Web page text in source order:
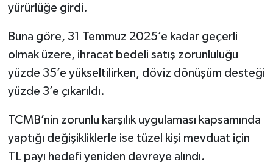
yürürlüğe girdi.
Buna göre, 31 Temmuz 2025’e kadar geçerli
olmak üzere, ihracat bedeli satış zorunluluğu
yüzde 35’e yükseltilirken, döviz dönüşüm desteği
yüzde 3’e çıkarıldı.
TCMB’nin zorunlu karşılık uygulaması kapsamında
yaptığı değişikliklerle ise tüzel kişi mevduat için
TL payı hedefi yeniden devreye alındı.